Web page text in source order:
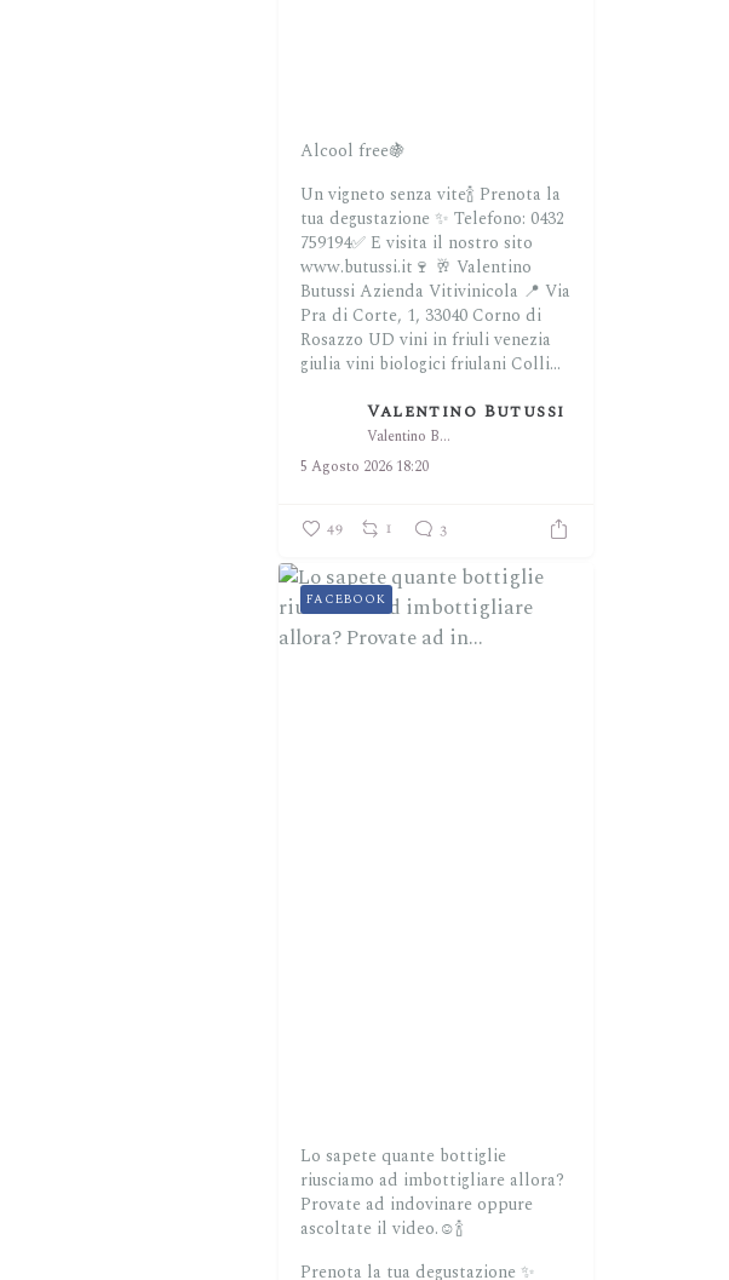
Alcool free🍇
Un vigneto senza vite🍾 Prenota la
tua degustazione ✨ Telefono: 0432
759194✅ E visita il nostro sito
www.butussi.it🍷 🥂 Valentino
Butussi Azienda Vitivinicola 📍 Via
Pra di Corte, 1, 33040 Corno di
Rosazzo UD vini in friuli venezia
giulia vini biologici friulani Colli...
Valentino Butussi
Valentino Butussi
5 Agosto 2026 18:20
49 1 3
Lo sapete quante bottiglie
riusciamo ad imbottigliare allora?
Provate ad indovinare oppure
ascoltate il video.☺️🍾
Prenota la tua degustazione ✨
FACEBOOK